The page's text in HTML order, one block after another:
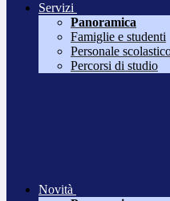
Servizi
Panoramica
Famiglie e studenti
Personale
Percorsi di studio
Novità